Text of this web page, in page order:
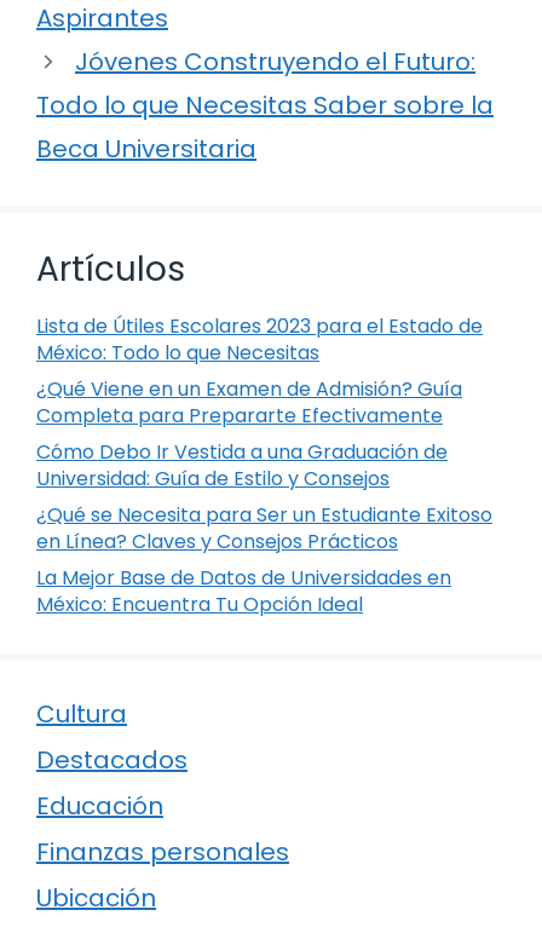
Aspirantes
Jóvenes Construyendo el Futuro:
Todo lo que Necesitas Saber sobre la
Beca Universitaria
Artículos
Lista de Útiles Escolares 2023 para el Estado de
México: Todo lo que Necesitas
¿Qué Viene en un Examen de Admisión? Guía
Completa para Prepararte Efectivamente
Cómo Debo Ir Vestida a una Graduación de
Universidad: Guía de Estilo y Consejos
¿Qué se Necesita para Ser un Estudiante Exitoso
en Línea? Claves y Consejos Prácticos
La Mejor Base de Datos de Universidades en
México: Encuentra Tu Opción Ideal
Cultura
Destacados
Educación
Finanzas personales
Ubicación